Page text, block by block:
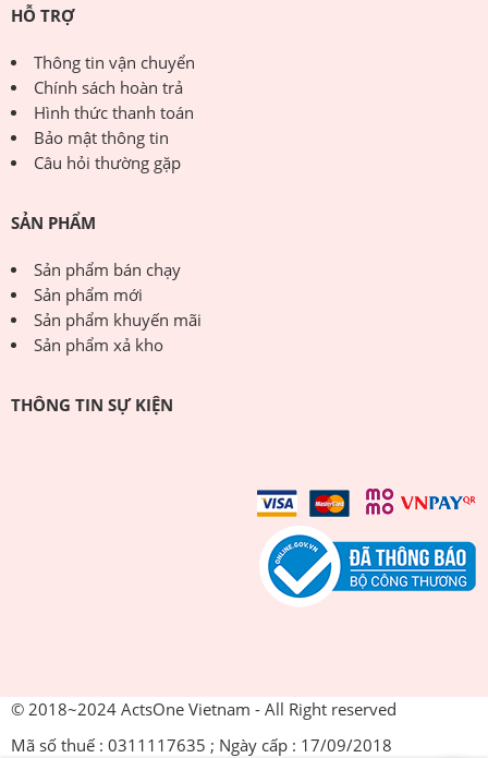
HỖ TRỢ
Thông tin vận chuyển
Chính sách hoàn trả
Hình thức thanh toán
Bảo mật thông tin
Câu hỏi thường gặp
SẢN PHẨM
Sản phẩm bán chạy
Sản phẩm mới
Sản phẩm khuyến mãi
Sản phẩm xả kho
THÔNG TIN SỰ KIỆN
© 2018~2024 ActsOne Vietnam - All Right reserved
Mã số thuế : 0311117635 ; Ngày cấp : 17/09/2018